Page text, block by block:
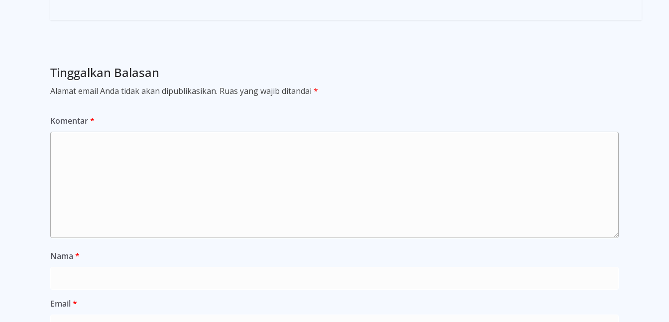
Tinggalkan Balasan
Alamat email Anda tidak akan dipublikasikan. Ruas yang wajib ditandai *
Komentar*
Nama *
Email*